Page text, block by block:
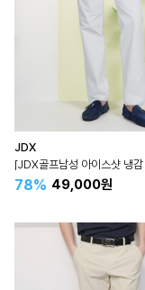
JDX
78% 49,000원